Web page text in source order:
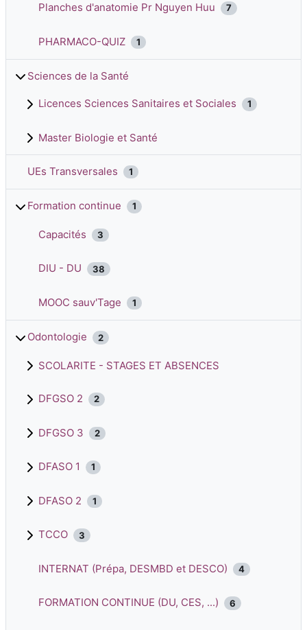
Planches d'anatomie Pr Nguyen Huu 7
PHARMACO-QUIZ 1
Sciences de la Santé
Licences Sciences Sanitaires et Sociales 1
Master Biologie et Santé
UEs Transversales 1
Formation continue 1
Capacités 3
DIU - DU 38
MOOC sauv'Tage 1
Odontologie 2
SCOLARITE - STAGES ET ABSENCES
DFGSO 2 2
DFGSO 3 2
DFASO 1 1
DFASO 2 1
TCCO 3
INTERNAT (Prépa, DESMBD et DESCO) 4
FORMATION CONTINUE (DU, CES, ...) 6